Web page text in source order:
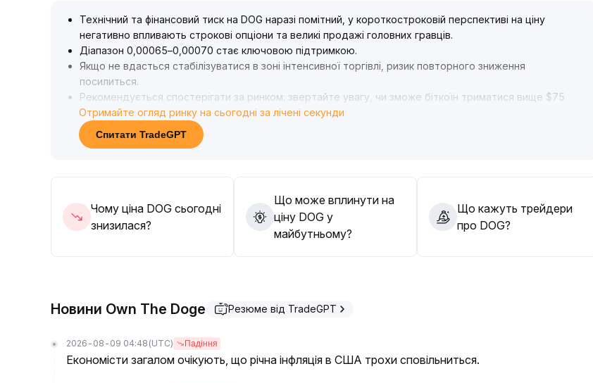
Технічний та фінансовий тиск на DOG наразі помітний, у короткостроковій перспективі на ціну
негативно впливають строкові опціони та великі продажі головних гравців.
Діапазон 0,00065–0,00070 стає ключовою підтримкою.
Якщо не вдасться стабілізуватися в зоні інтенсивної торгівлі, ризик повторного зниження
посилиться.
Рекомендується спостерігати за ринком: звертайте увагу, чи зможе біткоїн триматися вище $75
000 і чи зростатиме обсяг DOG у вказаному діапазоні
Після відновлення ринкового настрою та поглинання перепроданості можна розглядати протилежні
стратегії
Отримайте огляд ринку на сьогодні за лічені секунди
Спитати TradeGPT
Чому ціна DOG сьогодні
знизилася?
Що може вплинути на
ціну DOG у
майбутньому?
Що кажуть трейдери
про DOG?
Новини Own The Doge Резюме від TradeGPT
2026-08-09 04:48 (UTC) Падіння
Економісти загалом очікують, що річна інфляція в США трохи сповільниться.